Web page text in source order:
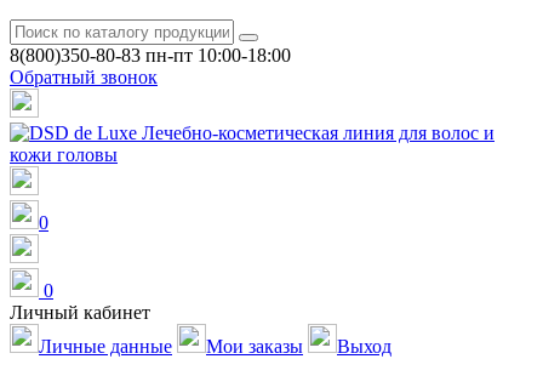
8(800)350-80-83 пн-пт 10:00-18:00
Обратный звонок
0
0
Личный кабинет
Личные данные
Мои заказы
Выход